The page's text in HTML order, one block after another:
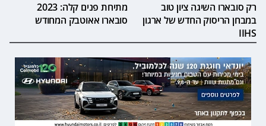
רק סובארו השיגה ציון טוב
במבחן הריסוק החדש של ארגון
IIHS
מתיחת פנים קלה: 2023
סובארו אאוטבק המחודש